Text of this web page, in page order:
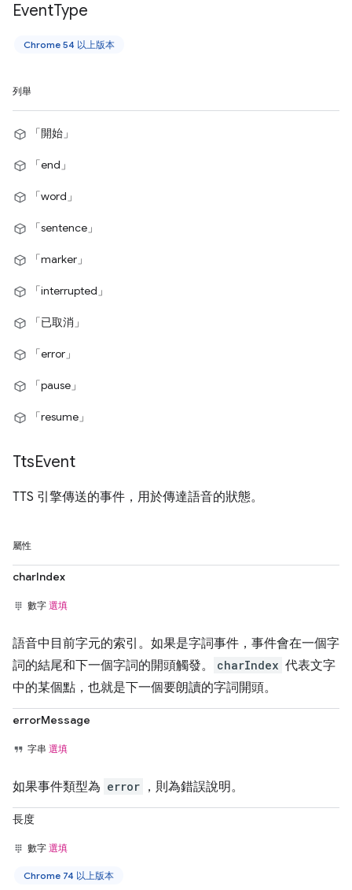
EventType
Chrome 54 以上版本
列舉
「開始」
「end」
「word」
「sentence」
「marker」
「interrupted」
「已取消」
「error」
「pause」
「resume」
TtsEvent
TTS 引擎傳送的事件，用於傳達語音的狀態。
屬性
charIndex
數字 選填
語音中目前字元的索引。如果是字詞事件，事件會在一個字
詞的結尾和下一個字詞的開頭觸發。
charIndex 代表文字
中的某個點，也就是下一個要朗讀的字詞開頭。
errorMessage
字串 選填
如果事件類型為 error ，則為錯誤說明。
長度
數字 選填
Chrome 74 以上版本